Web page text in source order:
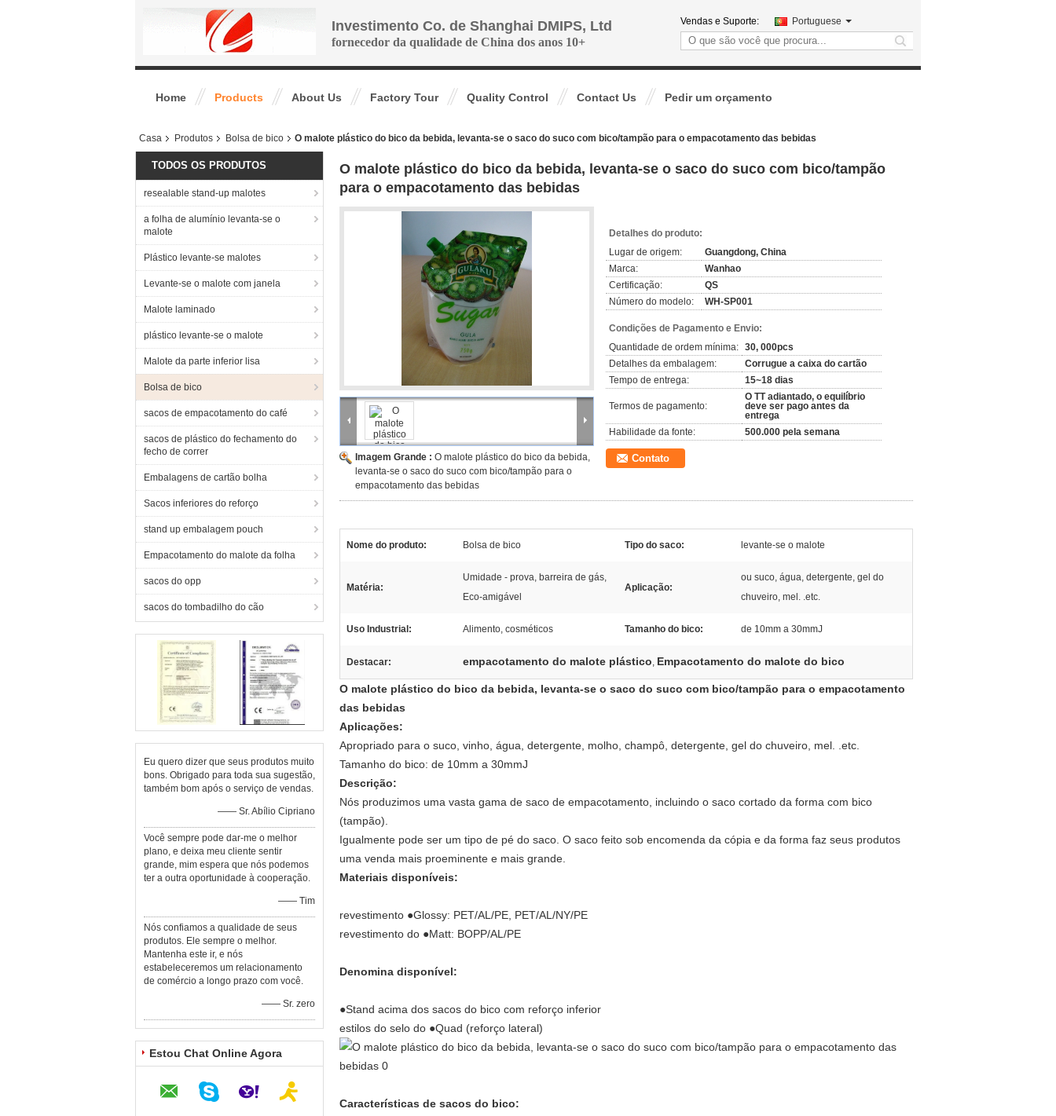
Investimento Co. de Shanghai DMIPS, Ltd
fornecedor da qualidade de China dos anos 10+
Vendas e Suporte: Portuguese
search
Home Products About Us Factory Tour Quality Control Contact Us Pedir um orçamento
Casa Produtos Bolsa de bico O malote plástico do bico da bebida, levanta-se o saco do suco com bico/tampão para o empacotamento das bebidas
TODOS OS PRODUTOS
resealable stand-up malotes
a folha de alumínio levanta-se o
malote
Plástico levante-se malotes
Levante-se o malote com janela
Malote laminado
plástico levante-se o malote
Malote da parte inferior lisa
Bolsa de bico
sacos de empacotamento do café
sacos de plástico do fechamento do
fecho de correr
Embalagens de cartão bolha
Sacos inferiores do reforço
stand up embalagem pouch
Empacotamento do malote da folha
sacos do opp
sacos do tombadilho do cão
Eu quero dizer que seus produtos muito
bons. Obrigado para toda sua sugestão,
também bom após o serviço de vendas.
—— Sr. Abílio Cipriano
Você sempre pode dar-me o melhor
plano, e deixa meu cliente sentir
grande, mim espera que nós podemos
ter a outra oportunidade à cooperação.
—— Tim
Nós confiamos a qualidade de seus
produtos. Ele sempre o melhor.
Mantenha este ir, e nós
estabeleceremos um relacionamento
de comércio a longo prazo com você.
—— Sr. zero
Estou Chat Online Agora
O malote plástico do bico da bebida, levanta-se o saco do suco com bico/tampão
para o empacotamento das bebidas
Imagem Grande : O malote plástico do bico da bebida,
levanta-se o saco do suco com bico/tampão para o
empacotamento das bebidas
Detalhes do produto:
Lugar de origem:
Guangdong, China
Marca:
Wanhao
Certificação:
QS
Número do modelo:
WH-SP001
Condições de Pagamento e Envio:
Quantidade de ordem mínima: 30, 000pcs
Detalhes da embalagem:
Corrugue a caixa do cartão
Tempo de entrega:
15~18 dias
Termos de pagamento:
O TT adiantado, o equilíbrio
deve ser pago antes da
entrega
Habilidade da fonte:
500.000 pela semana
Contato
Nome do produto: Bolsa de bico Tipo do saco: levante-se o malote
Matéria:
Umidade - prova, barreira de gás,
Eco-amigável
Aplicação:
ou suco, água, detergente, gel do
chuveiro, mel. .etc.
Uso Industrial: Alimento, cosméticos Tamanho do bico: de 10mm a 30mmJ
Destacar: empacotamento do malote plástico, Empacotamento do malote do bico
O malote plástico do bico da bebida, levanta-se o saco do suco com bico/tampão para o empacotamento
das bebidas
Aplicações:
Apropriado para o suco, vinho, água, detergente, molho, champô, detergente, gel do chuveiro, mel. .etc.
Tamanho do bico: de 10mm a 30mmJ
Descrição:
Nós produzimos uma vasta gama de saco de empacotamento, incluindo o saco cortado da forma com bico
(tampão).
Igualmente pode ser um tipo de pé do saco. O saco feito sob encomenda da cópia e da forma faz seus produtos
uma venda mais proeminente e mais grande.
Materiais disponíveis:
revestimento ●Glossy: PET/AL/PE, PET/AL/NY/PE
revestimento do ●Matt: BOPP/AL/PE
Denomina disponível:
●Stand acima dos sacos do bico com reforço inferior
estilos do selo do ●Quad (reforço lateral)
Características de sacos do bico: